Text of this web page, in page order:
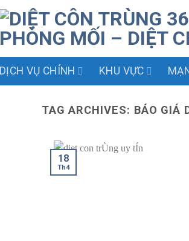
DỊCH VỤ CHÍNH KHU VỰC
TAG ARCHIVES: BÁO GIÁ
18
Th4